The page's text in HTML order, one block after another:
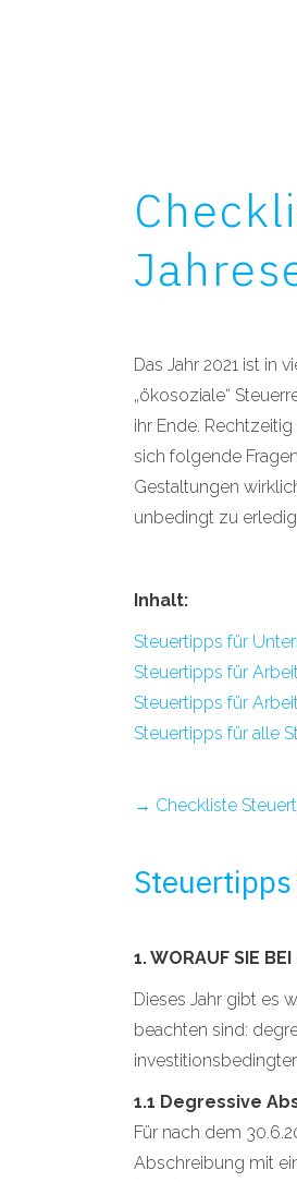
Das Jahr 2021 ist in
„ökosoziale“
ihr Ende.
sich folgende
Gestaltungen
unbedingt zu
Inhalt:
Steuertipps für
Steuertipps für
Steuertipps für
Steuertipps für alle
→ Checkliste
1. WORAUF SIE
Dieses Jahr gibt es
beachten sind:
1.1 Degressive
Für nach dem
Abschreibung mit